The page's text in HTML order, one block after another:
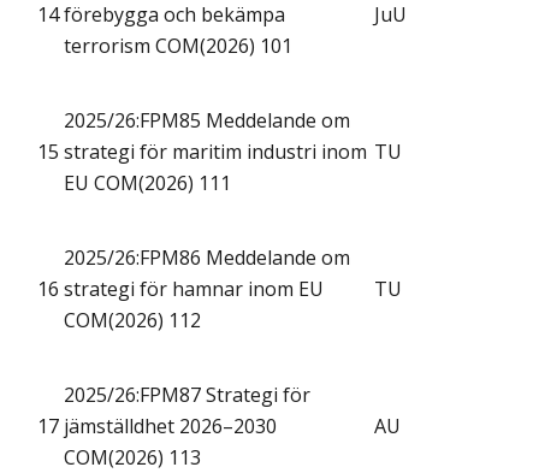
14förebygga och bekämpa
terrorism COM(2026) 101
JuU
15
2025/26:FPM85 Meddelande om
strategi för maritim industri inom
EU COM(2026) 111
TU
16
2025/26:FPM86 Meddelande om
strategi för hamnar inom EU
COM(2026) 112
TU
17
2025/26:FPM87 Strategi för
jämställdhet 2026–2030
COM(2026) 113
AU